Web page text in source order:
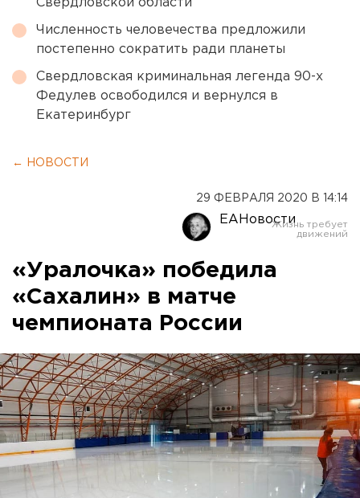
Свердловской области
Численность человечества предложили
постепенно сократить ради планеты
Свердловская криминальная легенда 90-х
Федулев освободился и вернулся в
Екатеринбург
← НОВОСТИ
29 ФЕВРАЛЯ 2020 В 14:14
ЕАНовости
«Уралочка» победила
«Сахалин» в матче
чемпионата России